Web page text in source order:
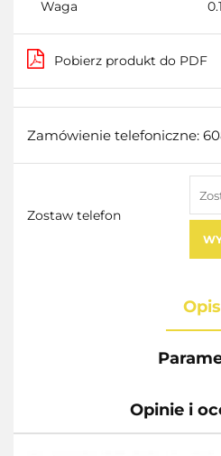
Waga
Pobierz produkt do PDF
Zamówienie telefoniczne:
Zostaw telefon
Opis
Opinie i